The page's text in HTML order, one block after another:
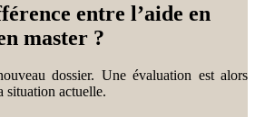
entre l’aide en
master ?
dossier. Une évaluation est alors
situation actuelle.